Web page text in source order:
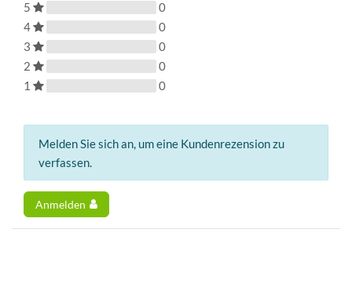
5
0
4
0
3
0
2
0
1
0
Melden Sie sich an, um eine Kundenrezension zu
verfassen.
Anmelden